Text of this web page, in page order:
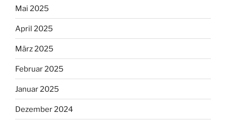
Mai 2025
April 2025
März 2025
Februar 2025
Januar 2025
Dezember 2024